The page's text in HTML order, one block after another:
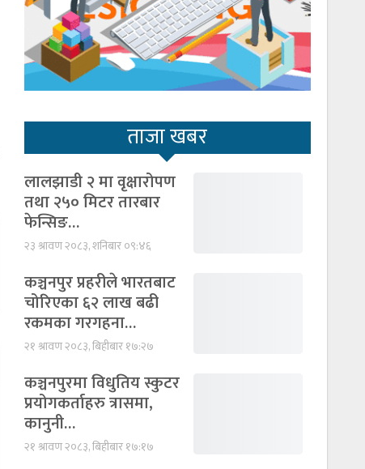
ताजा खबर
लालझाडी २ मा वृक्षारोपण
तथा २५० मिटर तारबार
फेन्सिङ…
२३ श्रावण २०८३, शनिबार ०९:४६
कञ्चनपुर प्रहरीले भारतबाट
चोरिएका ६२ लाख बढी
रकमका गरगहना…
२१ श्रावण २०८३, बिहीबार १७:२७
कञ्चनपुरमा विधुतिय स्कुटर
प्रयोगकर्ताहरु त्रासमा,
कानुनी…
२१ श्रावण २०८३, बिहीबार १७:१७